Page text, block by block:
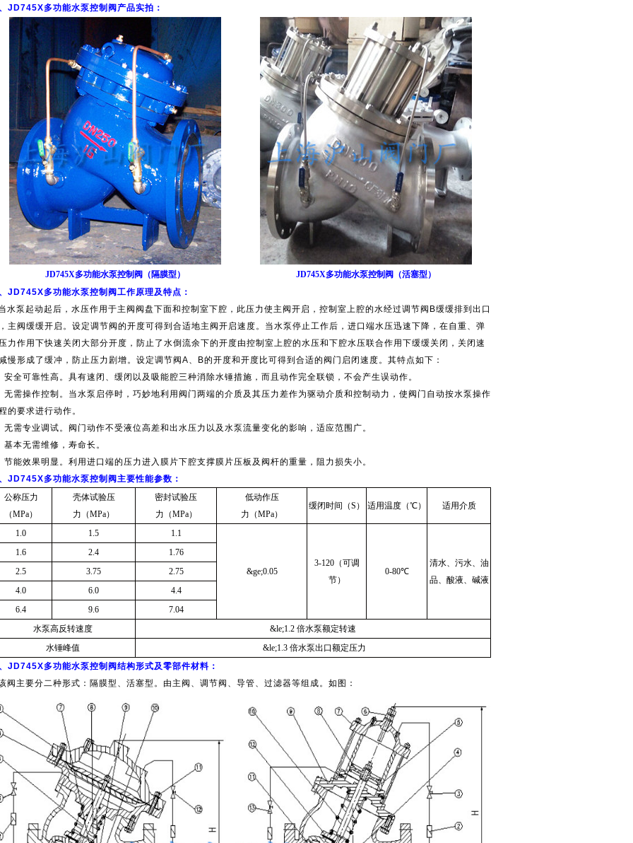
JD745X多功能水泵控制阀产品实拍：
JD745X多功能水泵控制阀（隔膜型）
JD745X多功能水泵控制阀（活塞型）
JD745X多功能水泵控制阀工作原理及特点：
水泵起动起后，水压作用于主阀阀盘下面和控制室下腔，此压力使主阀开启，控制室上腔的水经过调节阀B缓缓排到出口
主阀缓缓开启。设定调节阀的开度可得到合适地主阀开启速度。当水泵停止工作后，进口端水压迅速下降，在自重、弹
力作用下快速关闭大部分开度，防止了水倒流余下的开度由控制室上腔的水压和下腔水压联合作用下缓缓关闭，关闭速
慢形成了缓冲，防止压力剧增。设定调节阀A、B的开度和开度比可得到合适的阀门启闭速度。其特点如下：
安全可靠性高。具有速闭、缓闭以及吸能腔三种消除水锤措施，而且动作完全联锁，不会产生误动作。
无需操作控制。当水泵启停时，巧妙地利用阀门两端的介质及其压力差作为驱动介质和控制动力，使阀门自动按水泵操作
的要求进行动作。
无需专业调试。阀门动作不受液位高差和出水压力以及水泵流量变化的影响，适应范围广。
基本无需维修，寿命长。
节能效果明显。利用进口端的压力进入膜片下腔支撑膜片压板及阀杆的重量，阻力损失小。
JD745X多功能水泵控制阀主要性能参数：
公称压力
（MPa）
壳体试验压
力（MPa）
密封试验压
力（MPa）
低动作压
力（MPa）
缓闭时间（S） 适用温度（℃） 适用介质
1.0 1.5 1.1
&ge;0.05
3-120（可调
节）
0-80℃
清水、污水、油
品、酸液、碱液
1.6 2.4
1.76
2.5
3.75
2.75
4.0
6.0
4.4
6.4
9.6
7.04
水泵高反转速度
&le;1.2 倍水泵额定转速
水锤峰值
&le;1.3 倍水泵出口额定压力
JD745X多功能水泵控制阀结构形式及零部件材料：
阀主要分二种形式：隔膜型、活塞型。由主阀、调节阀、导管、过滤器等组成。如图：